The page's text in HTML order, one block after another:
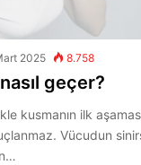
2025 8.758
geçer?
kusmanın ilk
Vücudun